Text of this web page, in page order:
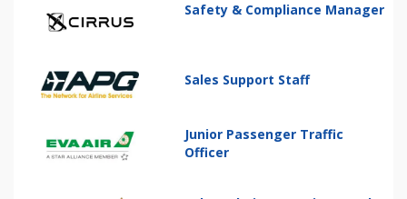
Safety & Compliance Manager
Sales Support Staff
Junior Passenger Traffic
Officer